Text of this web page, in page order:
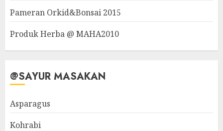
Pameran Orkid&Bonsai 2015
Produk Herba @ MAHA2010
@SAYUR MASAKAN
Asparagus
Kohrabi